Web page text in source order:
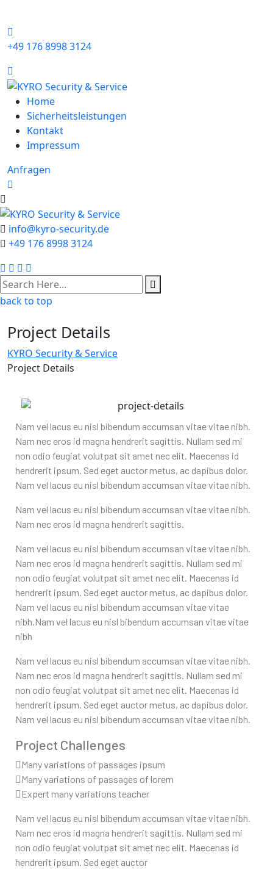
+49 176 8998 3124
Home
Sicherheitsleistungen
Kontakt
Impressum
Anfragen
info@kyro-security.de
+49 176 8998 3124
back to top
Project Details
KYRO Security & Service
Project Details
Nam vel lacus eu nisl bibendum accumsan vitae vitae nibh.
Nam nec eros id magna hendrerit sagittis. Nullam sed mi
non odio feugiat volutpat sit amet nec elit. Maecenas id
hendrerit ipsum. Sed eget auctor metus, ac dapibus dolor.
Nam vel lacus eu nisl bibendum accumsan vitae vitae nibh.
Nam vel lacus eu nisl bibendum accumsan vitae vitae nibh.
Nam nec eros id magna hendrerit sagittis.
Nam vel lacus eu nisl bibendum accumsan vitae vitae nibh.
Nam nec eros id magna hendrerit sagittis. Nullam sed mi
non odio feugiat volutpat sit amet nec elit. Maecenas id
hendrerit ipsum. Sed eget auctor metus, ac dapibus dolor.
Nam vel lacus eu nisl bibendum accumsan vitae vitae
nibh.Nam vel lacus eu nisl bibendum accumsan vitae vitae
nibh
Nam vel lacus eu nisl bibendum accumsan vitae vitae nibh.
Nam nec eros id magna hendrerit sagittis. Nullam sed mi
non odio feugiat volutpat sit amet nec elit. Maecenas id
hendrerit ipsum. Sed eget auctor metus, ac dapibus dolor.
Nam vel lacus eu nisl bibendum accumsan vitae vitae nibh.
Project Challenges
Many variations of passages ipsum
Many variations of passages of lorem
Expert many variations teacher
Nam vel lacus eu nisl bibendum accumsan vitae vitae nibh.
Nam nec eros id magna hendrerit sagittis. Nullam sed mi
non odio feugiat volutpat sit amet nec elit. Maecenas id
hendrerit ipsum. Sed eget auctor